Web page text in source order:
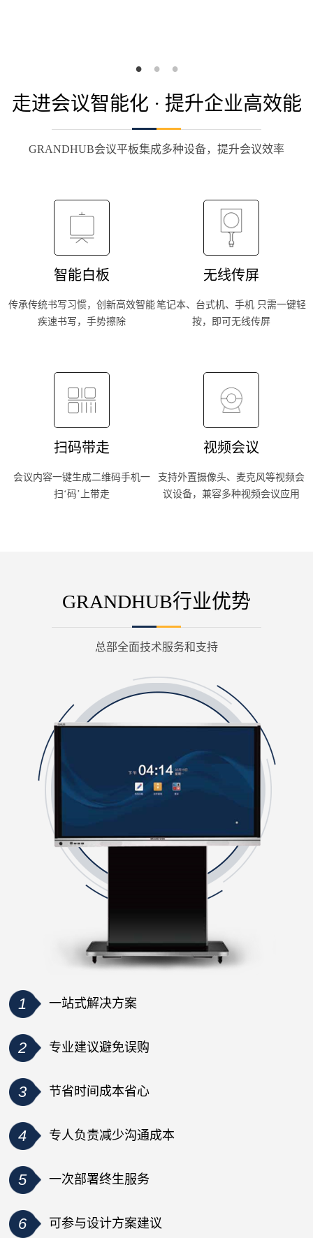
走进会议智能化 · 提升企业高效能
GRANDHUB会议平板集成多种设备，提升会议效率
智能白板
传承传统书写习惯，创新高效智能
疾速书写，手势擦除
无线传屏
笔记本、台式机、手机 只需一键轻
按，即可无线传屏
扫码带走
会议内容一键生成二维码手机一
扫‘码’上带走
视频会议
支持外置摄像头、麦克风等视频会
议设备，兼容多种视频会议应用
GRANDHUB行业优势
总部全面技术服务和支持
1 一站式解决方案
2 专业建议避免误购
3 节省时间成本省心
4 专人负责减少沟通成本
5 一次部署终生服务
6 可参与设计方案建议